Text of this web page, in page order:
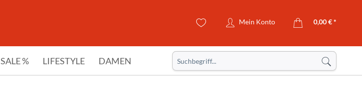
Mein Konto 0,00 € *
SALE % LIFESTYLE DAMEN